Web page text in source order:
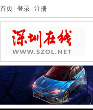
首页 | 登录 | 注册